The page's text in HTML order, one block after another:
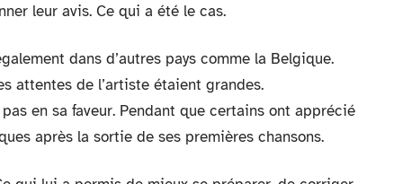
leur avis. Ce qui a été le cas.
dans d’autres pays comme la Belgique.
attentes de l’artiste étaient grandes.
en sa faveur. Pendant que certains ont apprécié
après la sortie de ses premières chansons.